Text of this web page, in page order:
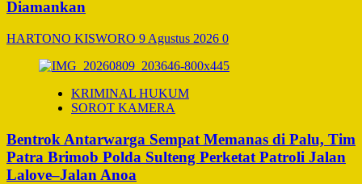
Diamankan
HARTONO KISWORO 9 Agustus 2026 0
KRIMINAL HUKUM
SOROT KAMERA
Bentrok Antarwarga Sempat Memanas di Palu, Tim
Patra Brimob Polda Sulteng Perketat Patroli Jalan
Lalove–Jalan Anoa